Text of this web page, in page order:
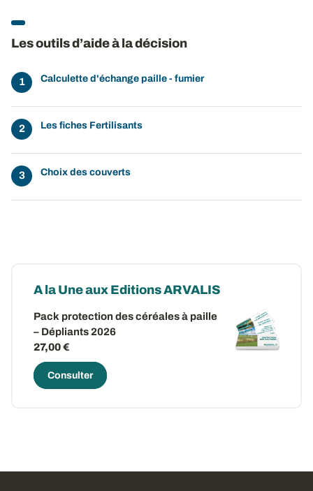
Les outils d’aide à la décision
Calculette d'échange paille - fumier
Les fiches Fertilisants
Choix des couverts
A la Une aux Editions ARVALIS
Pack protection des céréales à paille
– Dépliants 2026
27,00 €
Consulter